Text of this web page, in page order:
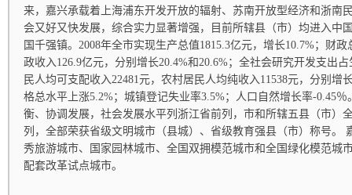
来，嘉兴承载着上海浦东开发开放的辐射、苏南开放型经济和浙南
会又好又快发展，综合实力显著增强，目前所辖县（市）均进入中
国千强镇。2008年全市实现生产总值1815.3亿元，增长10.7%；财
政收入126.9亿元，分别增长20.4%和20.6%；全社会研究开发支出
民人均可支配收入22481元，农村居民人均纯收入11538元，分别增
格总水平上涨5.2%；城镇登记失业率3.5%；人口自然增长率-0.45
衡、协调发展，社会发展水平列浙江省前列，市和所辖五县（市）
列，全部荣获省级文明城市（县城）、省级教育强县（市）称号。
秀旅游城市、国家园林城市、全国双拥模范城市和全国绿化模范城
配套改革试点城市。